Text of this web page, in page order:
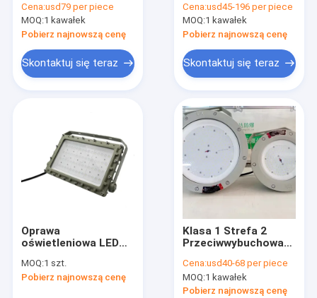
Lampy
przeciwwybuchowe
Cena:usd79 per piece
MOQ:1 kawałek
Pobierz najnowszą cenę
Skontaktuj się teraz
Bay Light
Niebezpieczne
ognioodporne
światło LED
Cena:usd45-196 per piece
MOQ:1 kawałek
Pobierz najnowszą cenę
Skontaktuj się teraz
Oprawa
oświetleniowa LED
30-250W Atex IP66
Wodoodporna
MOQ:1 szt.
Pobierz najnowszą cenę
Klasa 1 Strefa 2
Przeciwwybuchowa
Światła Ufo Led 100-
277VAC Odporne na
kurz
Cena:usd40-68 per piece
MOQ:1 kawałek
Pobierz najnowszą cenę